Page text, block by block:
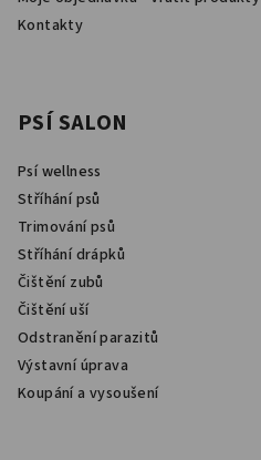
v
Kontakty
PSÍ SALON
Psí wellness
Stříhání psů
Trimování psů
Stříhání drápků
Čištění zubů
Čištění uší
Odstranění parazitů
Výstavní úprava
Koupání a vysoušení